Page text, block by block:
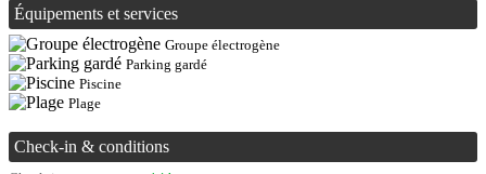
Équipements et services
Groupe électrogène
Parking gardé
Piscine
Plage
Check-in & conditions